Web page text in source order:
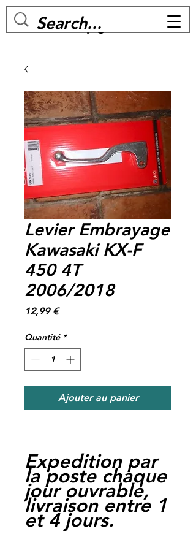
MC BIKE Perpignan
Levier Embrayage
Kawasaki KX-F
450 4T
2006/2018
12,99 €Prix
Quantité *
Ajouter au panier
Expedition par
la poste chaque
jour ouvrable,
livraison entre 1
et 4 jours.